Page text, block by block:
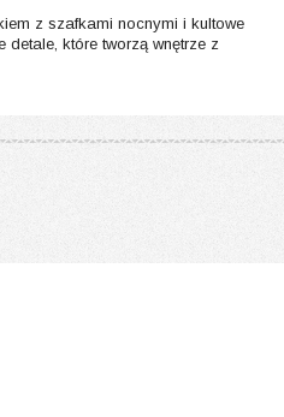
z szafkami nocnymi i kultowe
które tworzą wnętrze z